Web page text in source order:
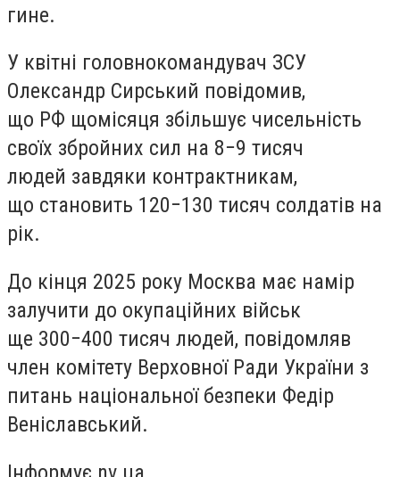
гине.
У квітні головнокомандувач ЗСУ
Олександр Сирський повідомив,
що РФ щомісяця збільшує чисельність
своїх збройних сил на 8−9 тисяч
людей завдяки контрактникам,
що становить 120−130 тисяч солдатів на
рік.
До кінця 2025 року Москва має намір
залучити до окупаційних військ
ще 300−400 тисяч людей, повідомляв
член комітету Верховної Ради України з
питань національної безпеки Федір
Веніславський.